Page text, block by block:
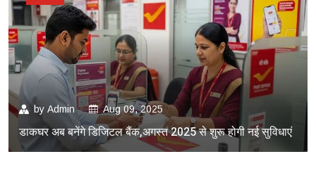
by Admin Aug 09, 2025
डाकघर अब बनेंगे डिजिटल बैंक,अगस्त 2025 से शुरू होगी नई सुविधाएं